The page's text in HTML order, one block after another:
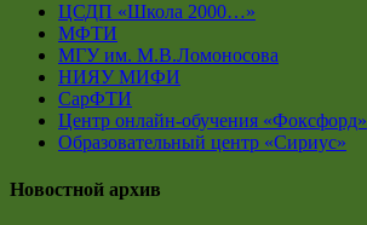
ЦСДП «Школа 2000…»
МФТИ
МГУ им. М.В.Ломоносова
НИЯУ МИФИ
СарФТИ
Центр онлайн-обучения «Фоксфорд»
Образовательный центр «Сириус»
Новостной архив